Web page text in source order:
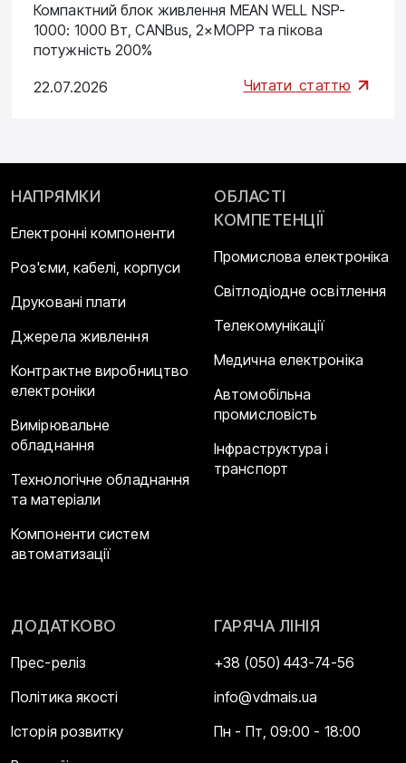
Компактний блок живлення MEAN WELL NSP-
1000: 1000 Вт, CANBus, 2×MOPP та пікова
потужність 200%
22.07.2026 Читати статтю
НАПРЯМКИ
Електронні компоненти
Роз'єми, кабелі, корпуси
Друковані плати
Джерела живлення
Контрактне виробництво
електроніки
Вимірювальне
обладнання
Технологічне обладнання
та матеріали
Компоненти систем
автоматизації
ОБЛАСТІ
КОМПЕТЕНЦІЇ
Промислова електроніка
Світлодіодне освітлення
Телекомунікації
Медична електроніка
Автомобільна
промисловість
Інфраструктура і
транспорт
ДОДАТКОВО
Прес-реліз
Політика якості
Історія розвитку
ГАРЯЧА ЛІНІЯ
+38 (050) 443-74-56
info@vdmais.ua
Пн - Пт, 09:00 - 18:00